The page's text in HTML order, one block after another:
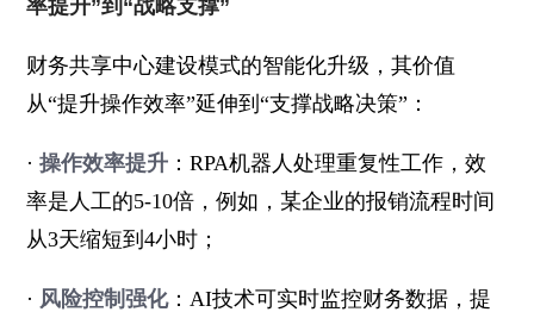
率提升”到“战略支撑”
财务共享中心建设模式的智能化升级，其价值
从“提升操作效率”延伸到“支撑战略决策”：
·操作效率提升 ：RPA机器人处理重复性工作，效
率是人工的5-10倍，例如，某企业的报销流程时间
从3天缩短到4小时；
· 风险控制强化：AI技术可实时监控财务数据，提